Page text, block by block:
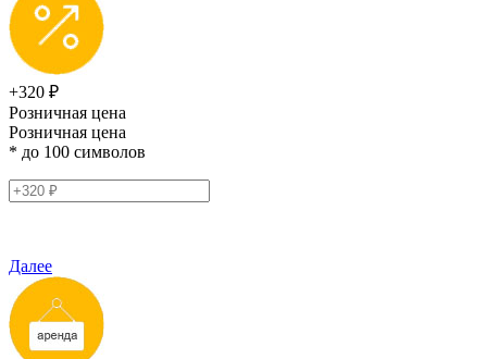
+320 ₽
Розничная цена
Розничная цена
* до 100 символов
Далее